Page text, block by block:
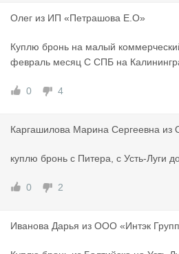
Олег из ИП «Петрашова Е.О»
Куплю бронь на малый
февраль месяц С СПБ на
0 4
Каргашилова Марина Сергеевна из
куплю бронь с Питера, с Усть-Луги
0 2
Иванова Дарья из ООО «Интэк